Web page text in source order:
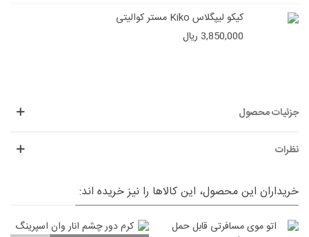
کیکو لیپگلاس Kiko مستر کوالیتی
3,850,000 ریال
جزئیات محصول
نظرات
خریداران این محصول، این کالاها را نیز خریده اند: